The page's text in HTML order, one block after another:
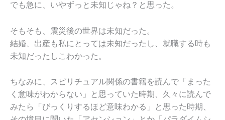
でも急に、いやずっと未知じゃね？と思った。
そもそも、震災後の世界は未知だった。
結婚、出産も私にとっては未知だったし、就職する時も
未知だったしこわかった。
ちなみに、スピリチュアル関係の書籍を読んで「まった
く意味がわからない」と思っていた時期、久々に読んで
みたら「びっくりするほど意味わかる」と思った時期、